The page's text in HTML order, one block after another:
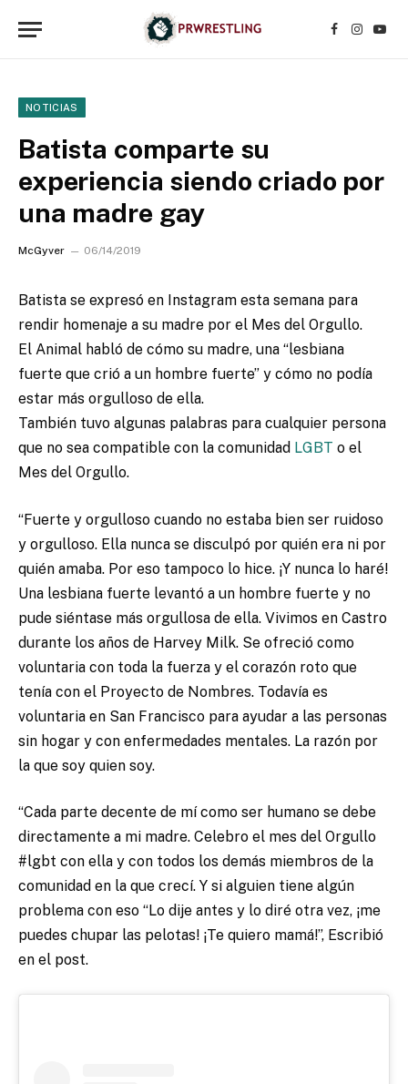
Facebook
NOTICIAS
Batista comparte su
experiencia siendo criado por
una madre gay
McGyver 06/14/2019
Batista se expresó en Instagram esta semana para
rendir homenaje a su madre por el Mes del Orgullo.
El Animal habló de cómo su madre, una “lesbiana
fuerte que crió a un hombre fuerte” y cómo no podía
estar más orgulloso de ella.
También tuvo algunas palabras para cualquier persona
que no sea compatible con la comunidad LGBT o el
Mes del Orgullo.
“Fuerte y orgulloso cuando no estaba bien ser ruidoso
y orgulloso. Ella nunca se disculpó por quién era ni por
quién amaba. Por eso tampoco lo hice. ¡Y nunca lo haré!
Una lesbiana fuerte levantó a un hombre fuerte y no
pude siéntase más orgullosa de ella. Vivimos en Castro
durante los años de Harvey Milk. Se ofreció como
voluntaria con toda la fuerza y ​​el corazón roto que
tenía con el Proyecto de Nombres. Todavía es
voluntaria en San Francisco para ayudar a las personas
sin hogar y con enfermedades mentales. La razón por
la que soy quien soy.
“Cada parte decente de mí como ser humano se debe
directamente a mi madre. Celebro el mes del Orgullo
#lgbt con ella y con todos los demás miembros de la
comunidad en la que crecí. Y si alguien tiene algún
problema con eso “Lo dije antes y lo diré otra vez, ¡me
puedes chupar las pelotas! ¡Te quiero mamá!”, Escribió
en el post.